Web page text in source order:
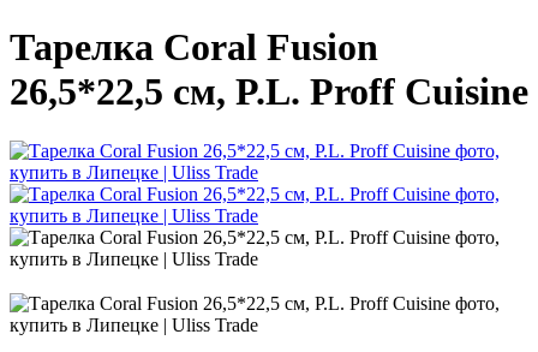
Тарелка Coral Fusion
26,5*22,5 см, P.L. Proff Cuisine